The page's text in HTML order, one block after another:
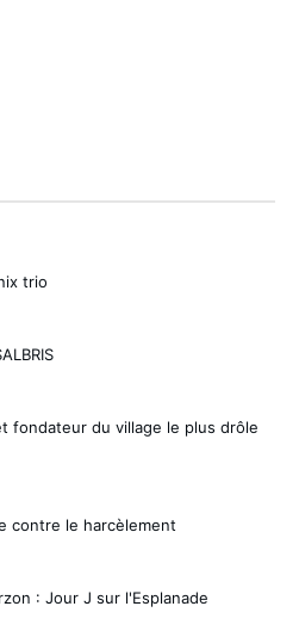
trio
fondateur du village le plus drôle
contre le harcèlement
: Jour J sur l'Esplanade